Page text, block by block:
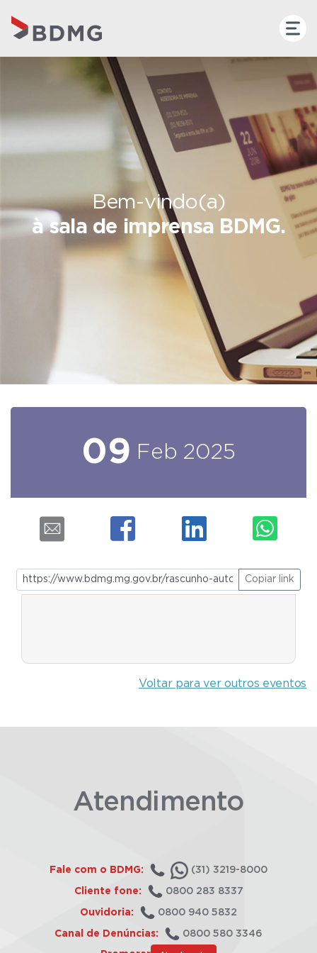
Bem-vindo(a)
à sala de imprensa BDMG.
09 Feb 2025
Copiar link
Voltar para ver outros eventos
Atendimento
Fale com o BDMG: (31) 3219-8000
Cliente fone: 0800 283 8337
Ouvidoria: 0800 940 5832
Canal de Denúncias: 0800 580 3346